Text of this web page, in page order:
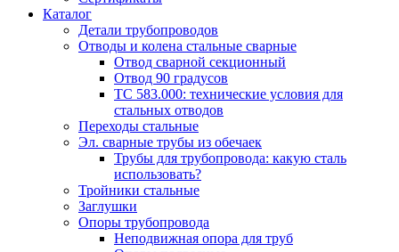
Каталог
Детали трубопроводов
Отводы и колена стальные сварные
Отвод сварной секционный
Отвод 90 градусов
ТС 583.000: технические условия для
стальных отводов
Переходы стальные
Эл. сварные трубы из обечаек
Трубы для трубопровода: какую сталь
использовать?
Тройники стальные
Заглушки
Опоры трубопровода
Неподвижная опора для труб